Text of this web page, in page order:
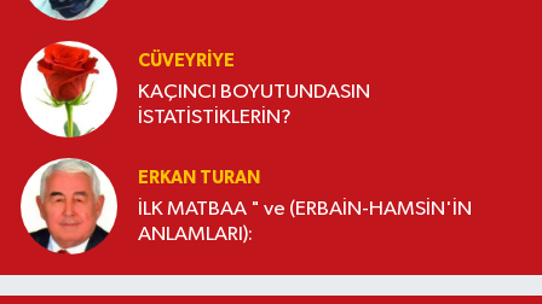
CÜVEYRIYE
KAÇINCI BOYUTUNDASIN
İSTATİSTİKLERİN?
ERKAN TURAN
İLK MATBAA " ve (ERBAİN-HAMSİN'İN
ANLAMLARI):